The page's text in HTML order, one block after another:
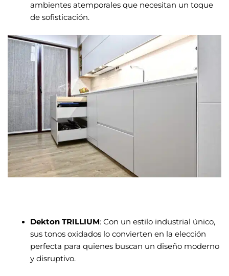
ambientes atemporales que necesitan un toque
de sofisticación.
Dekton TRILLIUM: Con un estilo industrial único,
sus tonos oxidados lo convierten en la elección
perfecta para quienes buscan un diseño moderno
y disruptivo.